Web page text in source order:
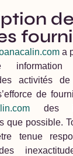
a
information
activités
de
des
que possible.
tenue